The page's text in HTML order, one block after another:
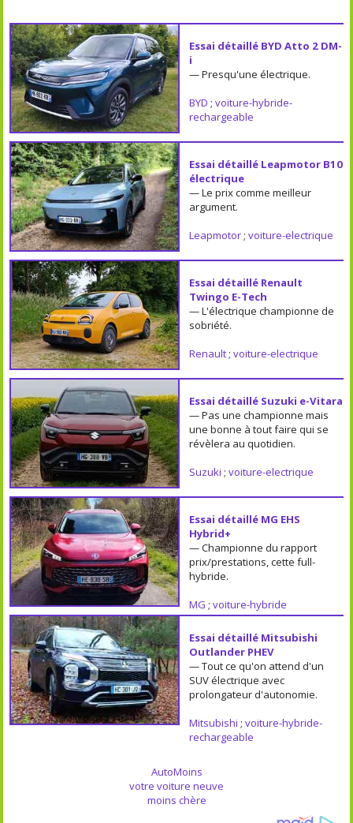
Essai détaillé BYD Atto 2 DM-
i
— Presqu'une électrique.
BYD ; voiture-hybride-
rechargeable
Essai détaillé Leapmotor B10
électrique
— Le prix comme meilleur
argument.
Leapmotor; voiture-electrique
Essai détaillé Renault
Twingo E-Tech
— L'électrique championne de
sobriété.
Renault; voiture-electrique
Essai détaillé Suzuki e-Vitara
— Pas une championne mais
une bonne à tout faire qui se
révèlera au quotidien.
Suzuki ; voiture-electrique
Essai détaillé MG EHS
Hybrid+
— Championne du rapport
prix/prestations, cette full-
hybride.
MG ; voiture-hybride
Essai détaillé Mitsubishi
Outlander PHEV
— Tout ce qu'on attend d'un
SUV électrique avec
prolongateur d'autonomie.
Mitsubishi ; voiture-hybride-
rechargeable
AutoMoins
votre voiture neuve
moins chère